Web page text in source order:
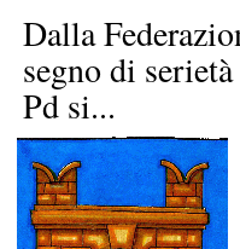
Dalla
segno di
Pd si...